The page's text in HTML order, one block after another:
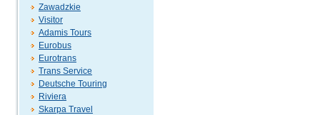
Zawadzkie
Visitor
Adamis Tours
Eurobus
Eurotrans
Trans Service
Deutsche Touring
Riviera
Skarpa Travel